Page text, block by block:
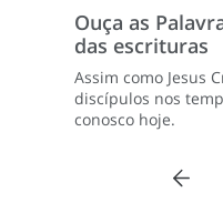
Ouça as
das escrituras
Assim como Jesus
discípulos nos
conosco hoje.